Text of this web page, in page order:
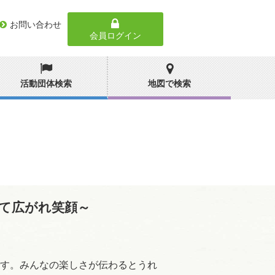
お問い合わせ
会員ログイン
活動団体検索 地図で検索
広がれ笑顔～
。みんなの楽しさが伝わるとうれ